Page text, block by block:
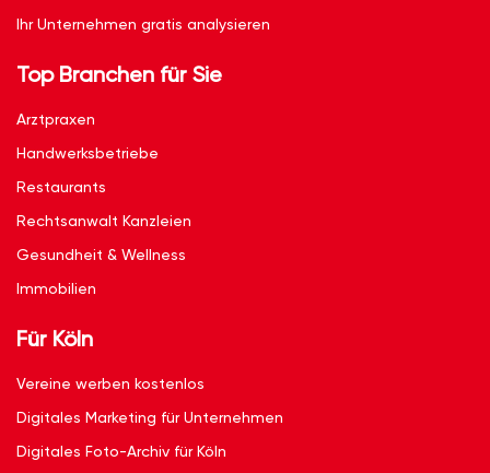
Ihr Unternehmen gratis analysieren
Top Branchen für Sie
Arztpraxen
Handwerksbetriebe
Restaurants
Rechtsanwalt Kanzleien
Gesundheit & Wellness
Immobilien
Für Köln
Vereine werben kostenlos
Digitales Marketing für Unternehmen
Digitales Foto-Archiv für Köln